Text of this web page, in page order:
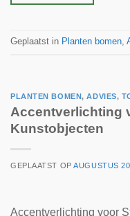
Geplaatst in Planten bomen
PLANTEN BOMEN,ADVIES,
Accentverlichting
Kunstobjecten
GEPLAATST OPAUGUSTUS
Accentverlichting voor